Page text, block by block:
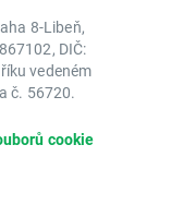
8-Libeň,
DIČ:
vedeném
č. 56720.
cookie